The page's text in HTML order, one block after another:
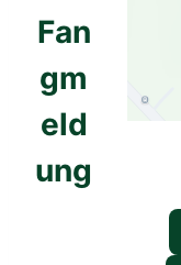
Fan
gm
eld
ung